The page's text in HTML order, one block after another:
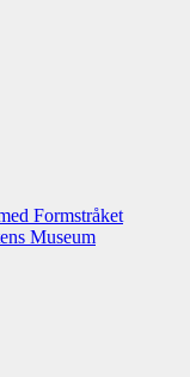
Formstråket
Museum